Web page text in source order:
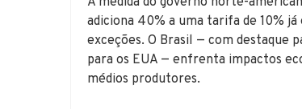
adiciona 40% a uma tarifa de 10%
exceções. O Brasil — com destaque
para os EUA — enfrenta impactos
médios produtores.